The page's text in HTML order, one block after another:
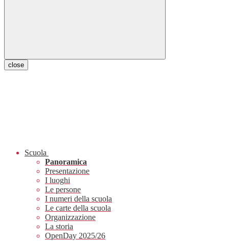
close
Scuola
Panoramica
Presentazione
I luoghi
Le persone
I numeri della scuola
Le carte della scuola
Organizzazione
La storia
OpenDay 2025/26